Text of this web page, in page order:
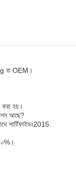
বা OEM।
করা হয়।
আছে?